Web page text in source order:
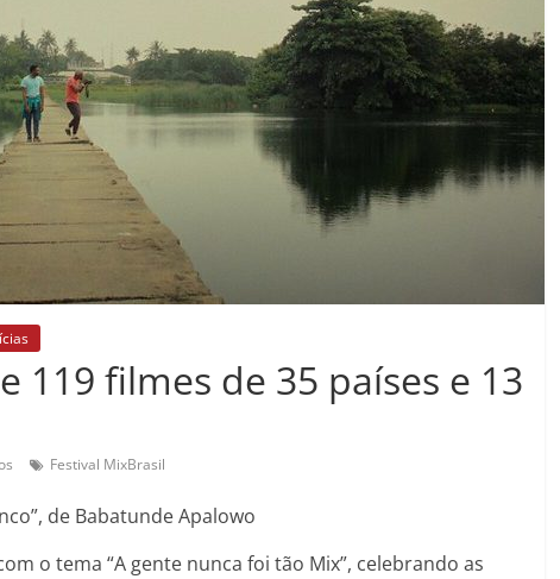
119 filmes de 35 países e 13
Festival MixBrasil
de Babatunde Apalowo
o tema “A gente nunca foi tão Mix”, celebrando as